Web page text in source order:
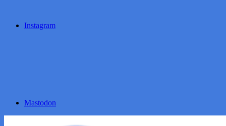
Instagram
Mastodon